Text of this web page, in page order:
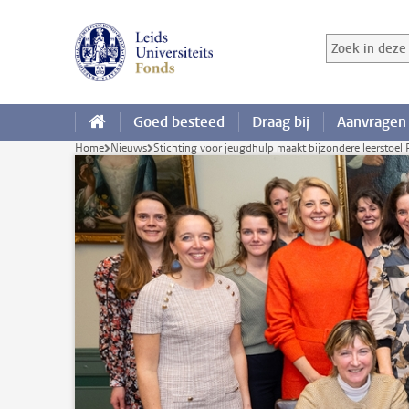
Zoek in deze
Zoekterm
Goed besteed Draag bij Aanvragen
Home Nieuws Stichting voor jeugdhulp maakt bijzondere leerstoel